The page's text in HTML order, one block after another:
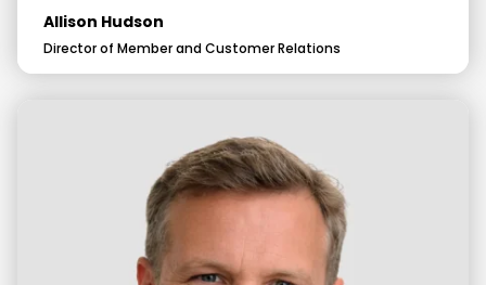
Allison Hudson
Director of Member and Customer Relations